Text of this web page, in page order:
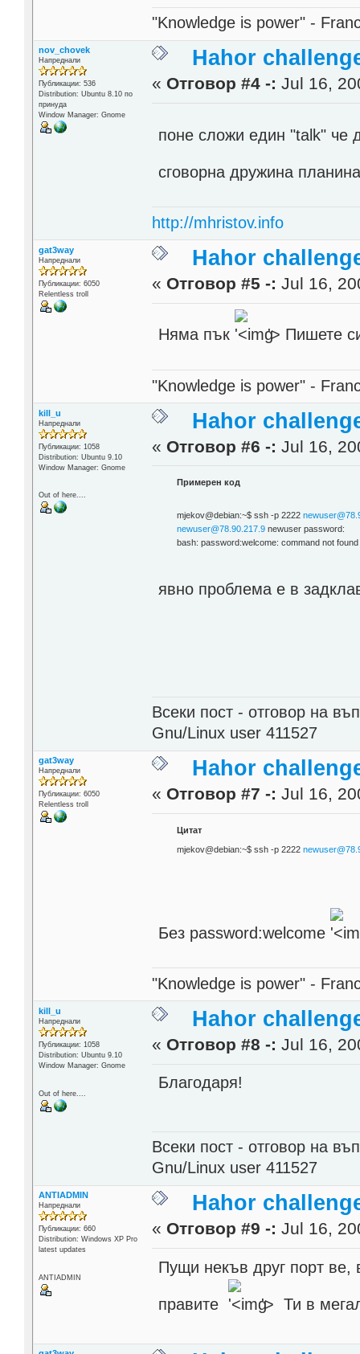
"Knowledge is power" -
nov_chovek
Напреднали
Публикации: 536
Distribution: Ubuntu 8.10 по
принуда
Window Manager: Gnome
Hahor
« Отговор #4 -: Jul 16,
поне сложи един "talk" че
сговорна дружина
http://mhristov.info
gat3way
Напреднали
Публикации: 6050
Relentless troll
Hahor
« Отговор #5 -: Jul 16,
Няма пък '> Пишете
"Knowledge is power" -
kill_u
Напреднали
Публикации: 1058
Distribution: Ubuntu 9.10
Window Manager: Gnome
Out of here....
Hahor
« Отговор #6 -: Jul 16,
Примерен код
mjekov@debian:~$ ssh -p 2222
newuser@78.90.217.9newuser password:
bash: password:welcome: command not found
явно проблема е в
Всеки пост - отговор на
Gnu/Linux user 411527
gat3way
Напреднали
Публикации: 6050
Relentless troll
Hahor
« Отговор #7 -: Jul 16,
Цитат
mjekov@debian:~$ ssh -p 2222
Без password:welcome
"Knowledge is power" -
kill_u
Напреднали
Публикации: 1058
Distribution: Ubuntu 9.10
Window Manager: Gnome
Out of here....
Hahor
« Отговор #8 -: Jul 16,
Благодаря!
Всеки пост - отговор на
Gnu/Linux user 411527
ANTIADMIN
Напреднали
Публикации: 660
Distribution: Windows XP Pro
latest updates
ANTIADMIN
Hahor
« Отговор #9 -: Jul 16,
Пущи некъв друг порт ве,
правите '> Ти в